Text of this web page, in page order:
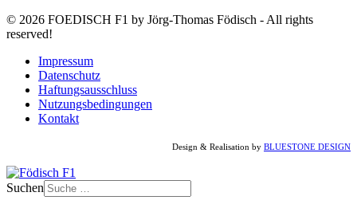
© 2026 FOEDISCH F1 by Jörg-Thomas Födisch - All rights
reserved!
Impressum
Datenschutz
Haftungsausschluss
Nutzungsbedingungen
Kontakt
Design & Realisation by BLUESTONE DESIGN
Suchen